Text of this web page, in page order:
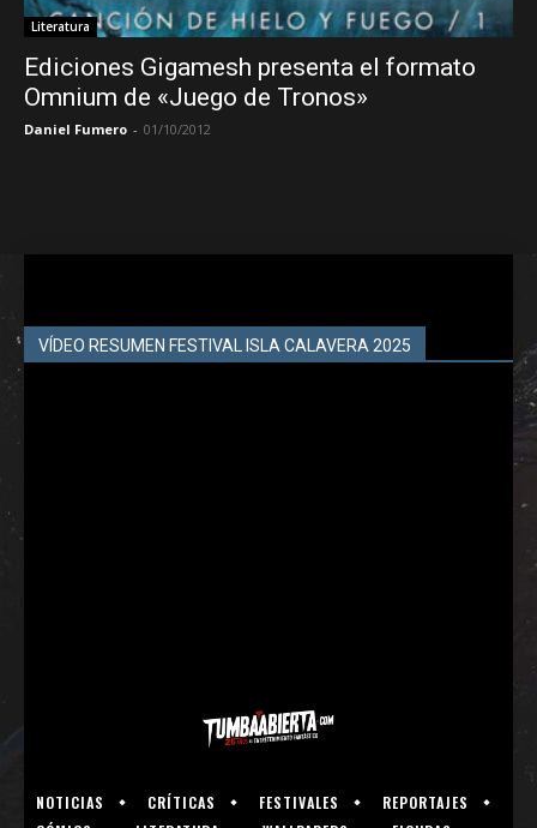
Literatura
Ediciones Gigamesh presenta el formato
Omnium de «Juego de Tronos»
Daniel Fumero - 01/10/2012
VÍDEO RESUMEN FESTIVAL ISLA CALAVERA 2025
NOTICIAS CRÍTICAS FESTIVALES
REPORTAJES